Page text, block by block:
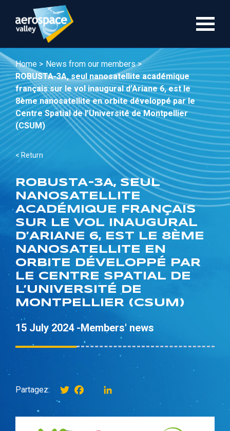
main
Home > News from our members >
ROBUSTA-3A, seul nanosatellite académique
français sur le vol inaugural d’Ariane 6, est le
8ème nanosatellite en orbite développé par le
Centre Spatial de l’Université de Montpellier
(CSUM)
< Return
ROBUSTA-3A, SEUL
NANOSATELLITE
ACADÉMIQUE FRANÇAIS
SUR LE VOL INAUGURAL
D’ARIANE 6, EST LE 8ÈME
NANOSATELLITE EN
ORBITE DÉVELOPPÉ PAR
LE CENTRE SPATIAL DE
L’UNIVERSITÉ DE
MONTPELLIER (CSUM)
15 July 2024 -Members' news
Partagez: TwitterFacebookinstagram